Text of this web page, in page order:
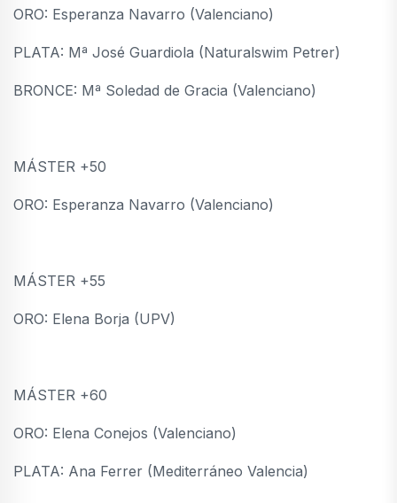
ORO: Esperanza Navarro (Valenciano)
PLATA: Mª José Guardiola (Naturalswim Petrer)
BRONCE: Mª Soledad de Gracia (Valenciano)
MÁSTER +50
ORO: Esperanza Navarro (Valenciano)
MÁSTER +55
ORO: Elena Borja (UPV)
MÁSTER +60
ORO: Elena Conejos (Valenciano)
PLATA: Ana Ferrer (Mediterráneo Valencia)